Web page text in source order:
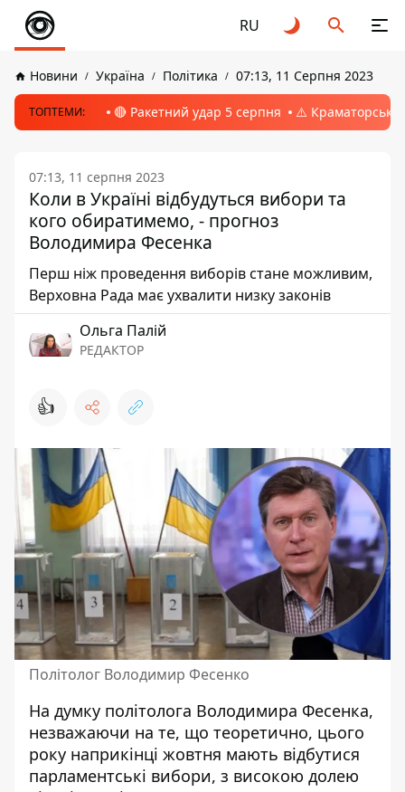
RU
Новини Україна Політика 07:13, 11 Серпня 2023
ТОПТЕМИ: 🔴 Ракетний удар 5 серпня ⚠️ Краматорськ,
07:13, 11 серпня 2023
Коли в Україні відбудуться вибори та
кого обиратимемо, - прогноз
Володимира Фесенка
Перш ніж проведення виборів стане можливим,
Верховна Рада має ухвалити низку законів
Ольга Палій
РЕДАКТОР
👍
Політолог Володимир Фесенко
На думку політолога Володимира Фесенка,
незважаючи на те, що теоретично, цього
року наприкінці жовтня мають відбутися
парламентські вибори, з високою долею